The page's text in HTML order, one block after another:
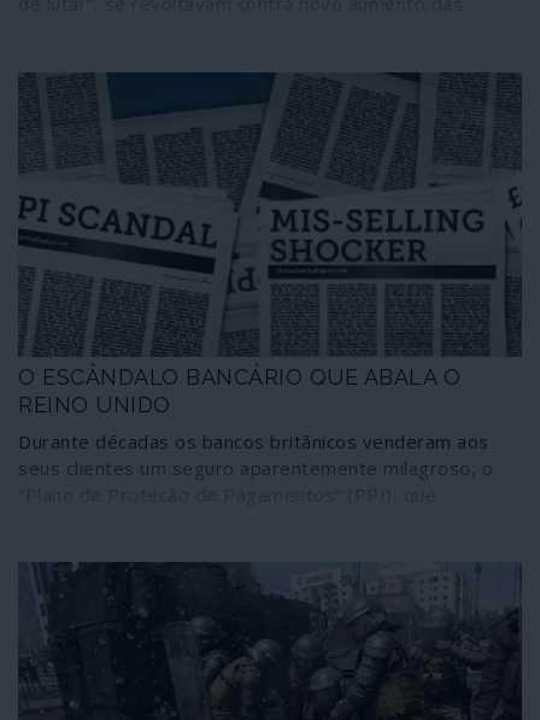
reprimida brutalmente, como é característica da polícia
chilena. Mas o movimento foi retomado pouco depois
por milhares e milhares de passageiros que, indignados
com a repressão, começaram a atacar e a incendiar
várias estações de metro. É impressionante o que
aconteceu a seguir.
O ESCÂNDALO BANCÁRIO QUE ABALA O
REINO UNIDO
Durante décadas os bancos britânicos venderam aos
seus clientes um seguro aparentemente milagroso, o
“esqueceram-se” de mostrar aos clientes o valor das
exorbitantes comissões que oneravam o prémio do
seguro e passaram a levantar os maiores obstáculos
aos pedidos de indemnização de clientes quando estes
adoeciam ou perdiam o trabalho, tornando o seguro
totalmente inoperante e inútil para a pessoa segura.